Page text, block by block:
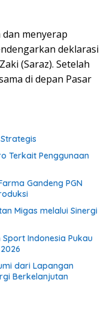
menyerap
deklarasi
(Saraz). Setelah
di depan Pasar
Terkait Penggunaan
Gandeng PGN
Migas melalui Sinergi
Sport Indonesia Pukau
dari Lapangan
Berkelanjutan